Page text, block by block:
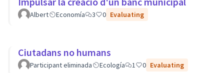
Albert Economía 3 0 Evaluating
Ciutadans no humans
Participant eliminada Ecología 1 0 Evaluating